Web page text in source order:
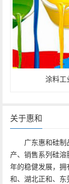
涂料工
关于惠和
广东惠和硅制
产、销售系列硅
年的稳健发展，
和、湖北正和、